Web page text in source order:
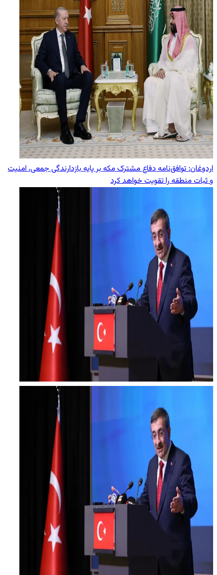
اردوغان: توافق‌نامه دفاع مشترک مکه بر پایه بازدارندگی جمعی، امنیت
و ثبات منطقه را تقویت خواهد کرد